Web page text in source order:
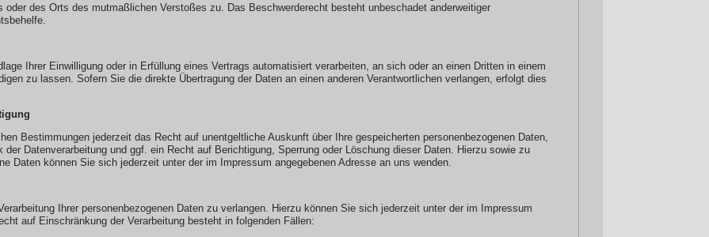
oder des Orts des mutmaßlichen Verstoßes zu. Das Beschwerderecht besteht unbeschadet anderweitiger
Ihrer Einwilligung oder in Erfüllung eines Vertrags automatisiert verarbeiten, an sich oder an einen Dritten in einem
zu lassen. Sofern Sie die direkte Übertragung der Daten an einen anderen Verantwortlichen verlangen, erfolgt dies
Bestimmungen jederzeit das Recht auf unentgeltliche Auskunft über Ihre gespeicherten personenbezogenen Daten,
Datenverarbeitung und ggf. ein Recht auf Berichtigung, Sperrung oder Löschung dieser Daten. Hierzu sowie zu
Daten können Sie sich jederzeit unter der im Impressum angegebenen Adresse an uns wenden.
Ihrer personenbezogenen Daten zu verlangen. Hierzu können Sie sich jederzeit unter der im Impressum
auf Einschränkung der Verarbeitung besteht in folgenden Fällen: